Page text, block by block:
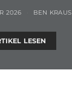
2026 BEN KRAUS
LESEN